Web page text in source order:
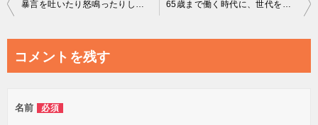
ビ
ー
暴言を吐いたり怒鳴ったりしていないのに…なぜパワハラと言われるのか 65歳まで働く時代に、世代を超えて伝わるコミュニケーションを
コメントを残す
名前 必須